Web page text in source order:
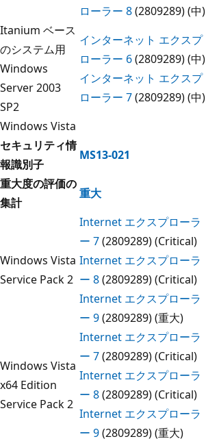
ローラー 8(2809289) (中)
Itanium ベース
のシステム用
Windows
Server 2003
SP2
インターネット エクスプ
ローラー 6(2809289) (中)
インターネット エクスプ
ローラー 7(2809289) (中)
Windows Vista
セキュリティ情
報識別子
MS13-021
重大度の評価の
集計
重大
Windows Vista
Service Pack 2
Internet エクスプローラ
ー 7(2809289) (Critical)
Internet エクスプローラ
ー 8(2809289) (Critical)
Internet エクスプローラ
ー 9(2809289) (重大)
Windows Vista
x64 Edition
Service Pack 2
Internet エクスプローラ
ー 7(2809289) (Critical)
Internet エクスプローラ
ー 8(2809289) (Critical)
Internet エクスプローラ
ー 9(2809289) (重大)